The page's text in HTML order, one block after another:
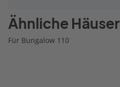
Ähnliche Häuser
Für Bungalow 110